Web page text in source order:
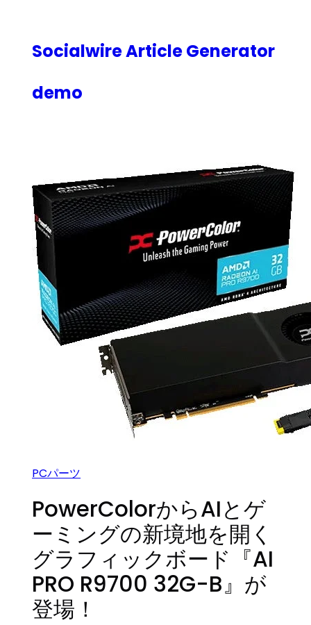
Socialwire Article Generator
demo
PCパーツ
PowerColorからAIとゲ
ーミングの新境地を開く
グラフィックボード『AI
PRO R9700 32G-B』が
登場！